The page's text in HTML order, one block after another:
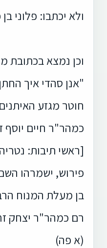
ולא יכתבו: פלוני
וכן נמצא בכתובת
"אנן סהדי איך
חוטר מגזע
כמהר"ר חיים יוסף
[ראשי תיבות:
פירוש, ישמרהו השם
בן מעלת המנוח
רם כמהר"ר יצחק
(א פה)